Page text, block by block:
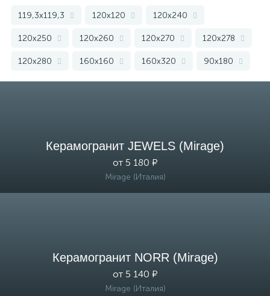
крупноформатный черный Italon
светлый для кухни полированный
лаппатированный 40x40 зеленый
119,3x119,3 120x120 120x240
120x250 120x260 120x270 120x278
120x280 160x160 160x320 90x180
Керамогранит JEWELS (Mirage)
от 5 180 ₽
Mirage (Италия)
Керамогранит NORR (Mirage)
от 5 140 ₽
Mirage (Италия)